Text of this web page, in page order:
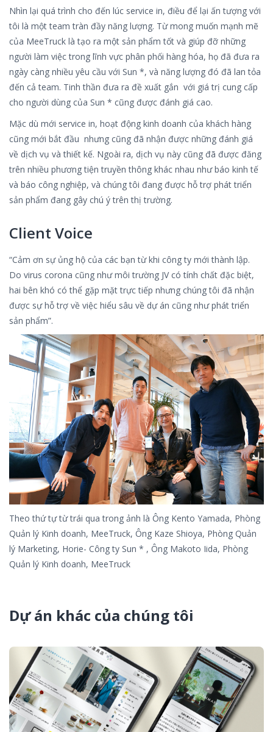
Nhìn lại quá trình cho đến lúc service in, điều để lại ấn tượng với
tôi là một team tràn đầy năng lượng. Từ mong muốn mạnh mẽ
của MeeTruck là tạo ra một sản phẩm tốt và giúp đỡ những
người làm việc trong lĩnh vực phân phối hàng hóa, họ đã đưa ra
ngày càng nhiều yêu cầu với Sun *, và năng lượng đó đã lan tỏa
đến cả team. Tinh thần đưa ra đề xuất gắn với giá trị cung cấp
cho người dùng của Sun * cũng được đánh giá cao.
Mặc dù mới service in, hoạt động kinh doanh của khách hàng
cũng mới bắt đầu nhưng cũng đã nhận được những đánh giá
về dịch vụ và thiết kế. Ngoài ra, dịch vụ này cũng đã được đăng
trên nhiều phương tiện truyền thông khác nhau như báo kinh tế
và báo công nghiệp, và chúng tôi đang được hỗ trợ phát triển
sản phẩm đang gây chú ý trên thị trường.
Client Voice
“Cảm ơn sự ủng hộ của các bạn từ khi công ty mới thành lập.
Do virus corona cũng như môi trường JV có tính chất đặc biệt,
hai bên khó có thể gặp mặt trực tiếp nhưng chúng tôi đã nhận
được sự hỗ trợ về việc hiểu sâu về dự án cũng như phát triển
sản phẩm”.
Theo thứ tự từ trái qua trong ảnh là Ông Kento Yamada, Phòng
Quản lý Kinh doanh, MeeTruck, Ông Kaze Shioya, Phòng Quản
lý Marketing, Horie- Công ty Sun * , Ông Makoto Iida, Phòng
Quản lý Kinh doanh, MeeTruck
Dự án khác của chúng tôi